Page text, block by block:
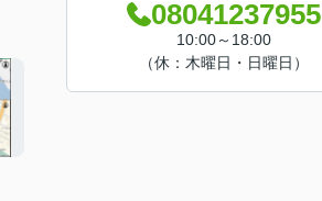
08041237955
10:00～18:00
（休：木曜日・日曜日）